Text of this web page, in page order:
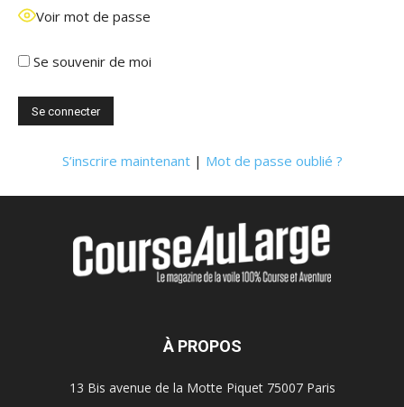
Voir mot de passe
Se souvenir de moi
S’inscrire maintenant| Mot de passe oublié ?
À PROPOS
13 Bis avenue de la Motte Piquet 75007 Paris